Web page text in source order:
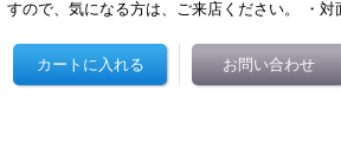
すので、気になる方は、ご来店ください。 ・